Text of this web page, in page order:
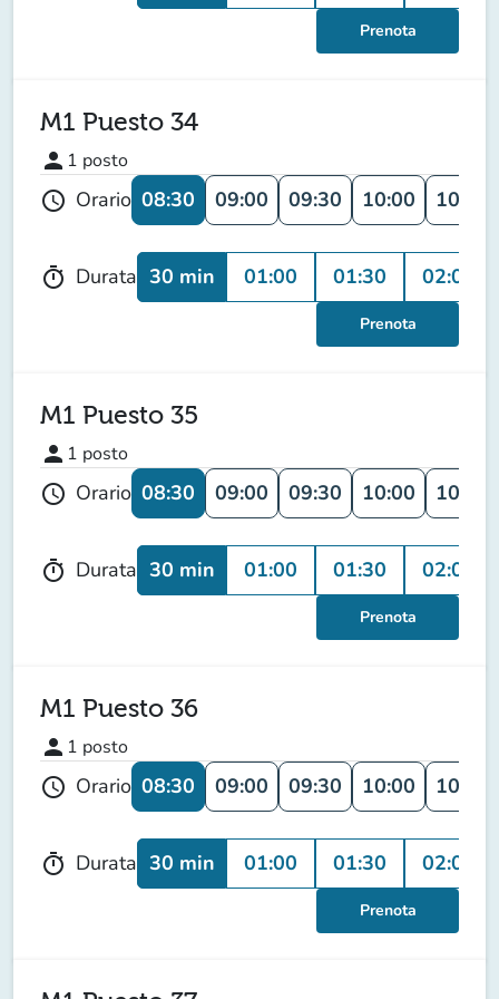
Prenota
M1 Puesto 34
person 1 posto
schedule Orario 08:30 09:00 09:30 10:00 10:30
timer Durata 30 min 01:00 01:30 02:00
Prenota
M1 Puesto 35
person 1 posto
schedule Orario 08:30 09:00 09:30 10:00 10:30
timer Durata 30 min 01:00 01:30 02:00
Prenota
M1 Puesto 36
person 1 posto
schedule Orario 08:30 09:00 09:30 10:00 10:30
timer Durata 30 min 01:00 01:30 02:00
Prenota